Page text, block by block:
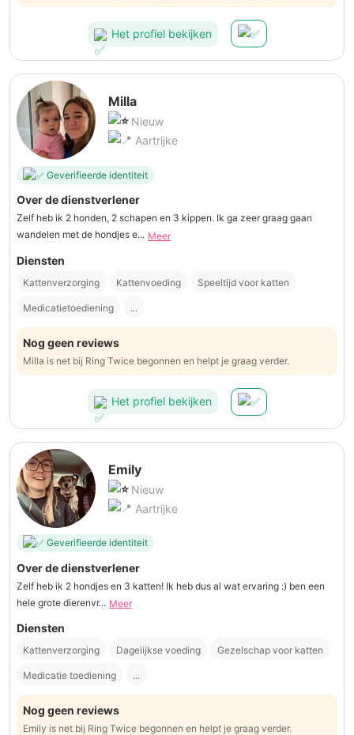
Het profiel bekijken
Milla
Nieuw
Aartrijke
Geverifieerde identiteit
Over de dienstverlener
Zelf heb ik 2 honden, 2 schapen en 3 kippen. Ik ga zeer graag gaan
wandelen met de hondjes e... Meer
Diensten
Kattenverzorging Kattenvoeding Speeltijd voor katten
Medicatietoediening ...
Nog geen reviews
Milla is net bij Ring Twice begonnen en helpt je graag verder.
Het profiel bekijken
Emily
Nieuw
Aartrijke
Geverifieerde identiteit
Over de dienstverlener
Zelf heb ik 2 hondjes en 3 katten! Ik heb dus al wat ervaring :) ben een
hele grote dierenvr... Meer
Diensten
Kattenverzorging Dagelijkse voeding Gezelschap voor katten
Medicatie toediening ...
Nog geen reviews
Emily is net bij Ring Twice begonnen en helpt je graag verder.